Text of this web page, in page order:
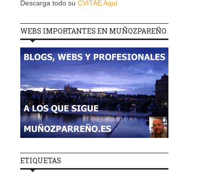
Descarga todo su CVITAE Aquí
WEBS IMPORTANTES EN MUÑOZPAREÑO
ETIQUETAS